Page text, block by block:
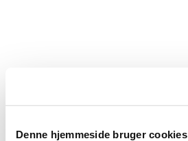
Denne hjemmeside bruger cookies